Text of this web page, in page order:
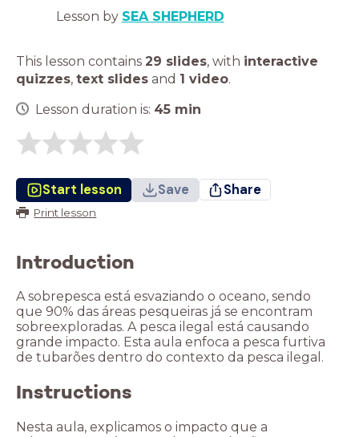
Lesson by SEA SHEPHERD
This lesson contains 29 slides, with interactive
quizzes, text slides and 1 video.
Lesson duration is: 45 min
Start lesson Save Share
Print lesson
Introduction
A sobrepesca está esvaziando o oceano, sendo
que 90% das áreas pesqueiras já se encontram
sobreexploradas. A pesca ilegal está causando
grande impacto. Esta aula enfoca a pesca furtiva
de tubarões dentro do contexto da pesca ilegal.
Instructions
Nesta aula, explicamos o impacto que a